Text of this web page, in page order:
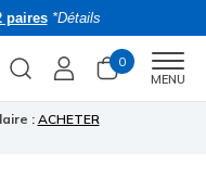
paires *Détails
0
MENU
: ACHETER